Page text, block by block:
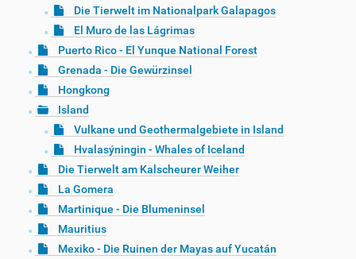
Die Tierwelt im Nationalpark Galapagos
El Muro de las Lágrimas
Puerto Rico - El Yunque National Forest
Grenada - Die Gewürzinsel
Hongkong
Island
Vulkane und Geothermalgebiete in Island
Hvalasýningin - Whales of Iceland
Die Tierwelt am Kalscheurer Weiher
La Gomera
Martinique - Die Blumeninsel
Mauritius
Mexiko - Die Ruinen der Mayas auf Yucatán